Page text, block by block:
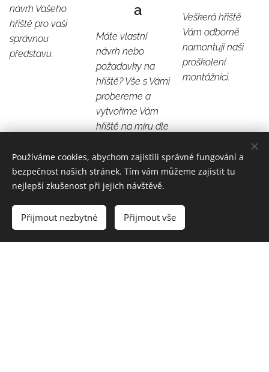
návrh Vašeho
hřiště pro vaši
správnou
představu.
a
Máte vlastní
návrh nebo
požadavky na
hřiště? Vše s Vámi
probereme a
vytvoříme Vám
hřiště na míru dle
Veškerá hřiště
Vám odborně
namontují naši
proškolení
montážníci.
Kontaktujte nás
Používáme cookies, abychom zajistili správné fungování a
bezpečnost našich stránek. Tím vám můžeme zajistit tu
nejlepší zkušenost při jejich návštěvě.
Přijmout nezbytné Přijmout vše